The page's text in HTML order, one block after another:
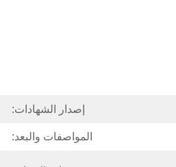
إصدار الشهادات:
المواصفات والبعد: